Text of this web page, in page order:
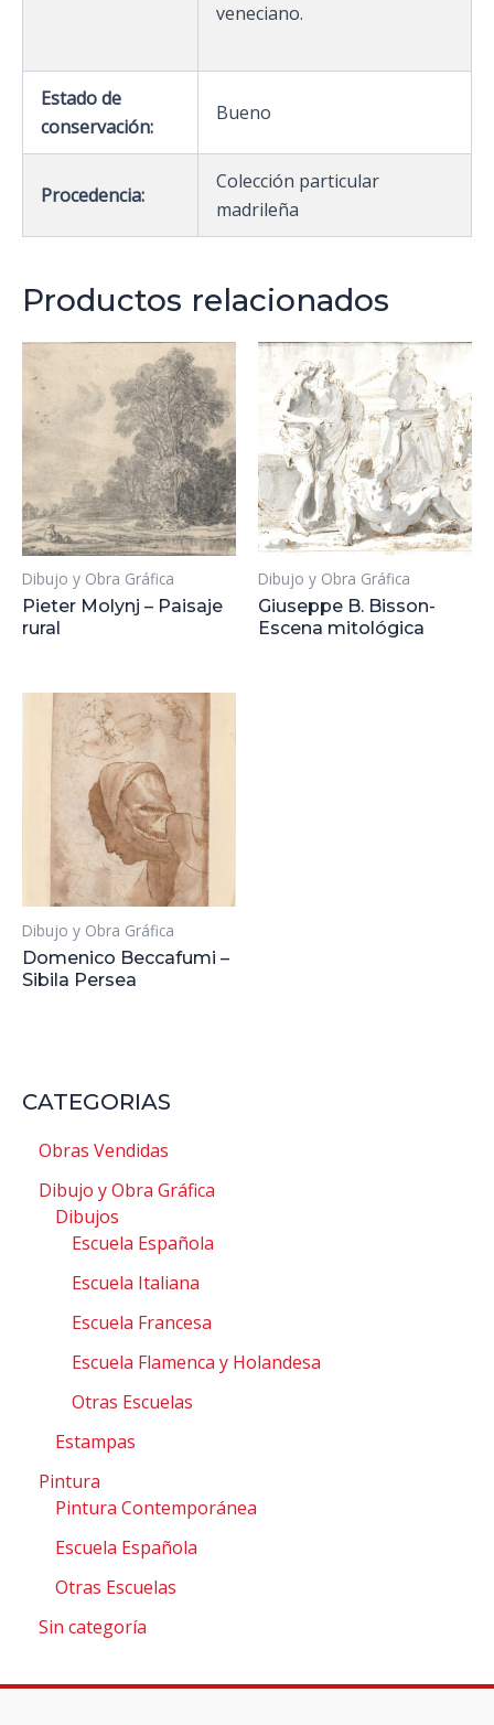
veneciano.
Estado de
conservación:
Bueno
Procedencia:
Colección particular
madrileña
Productos relacionados
Dibujo y Obra Gráfica
Pieter Molynj – Paisaje
rural
Dibujo y Obra Gráfica
Giuseppe B. Bisson-
Escena mitológica
Dibujo y Obra Gráfica
Domenico Beccafumi –
Sibila Persea
CATEGORIAS
Obras Vendidas
Dibujo y Obra Gráfica
Dibujos
Escuela Española
Escuela Italiana
Escuela Francesa
Escuela Flamenca y Holandesa
Otras Escuelas
Estampas
Pintura
Pintura Contemporánea
Escuela Española
Otras Escuelas
Sin categoría